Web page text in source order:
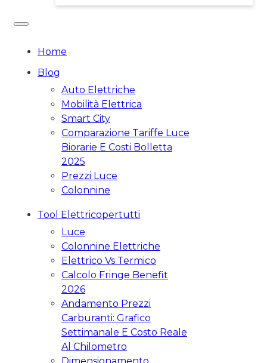
Home
Blog
Auto Elettriche
Mobilità Elettrica
Smart City
Comparazione Tariffe Luce
Biorarie E Costi Bolletta
2025
Prezzi Luce
Colonnine
Tool Elettricopertutti
Luce
Colonnine Elettriche
Elettrico Vs Termico
Calcolo Fringe Benefit
2026
Andamento Prezzi
Carburanti: Grafico
Settimanale E Costo Reale
Al Chilometro